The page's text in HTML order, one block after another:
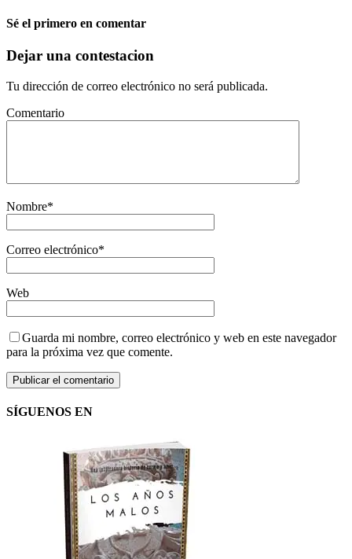
Sé el primero en comentar
Dejar una contestacion
Tu dirección de correo electrónico no será publicada.
Comentario
Nombre*
Correo electrónico*
Web
Guarda mi nombre, correo electrónico y web en este navegador
para la próxima vez que comente.
SÍGUENOS EN